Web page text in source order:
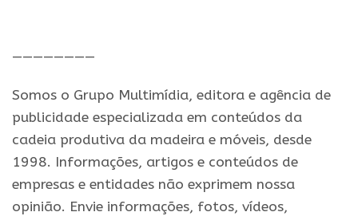
————————
Somos o Grupo Multimídia, editora e agência de
publicidade especializada em conteúdos da
cadeia produtiva da madeira e móveis, desde
1998. Informações, artigos e conteúdos de
empresas e entidades não exprimem nossa
opinião. Envie informações, fotos, vídeos,